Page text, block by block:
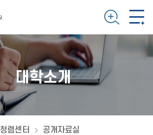
대학소개
청렴센터 공개자료실